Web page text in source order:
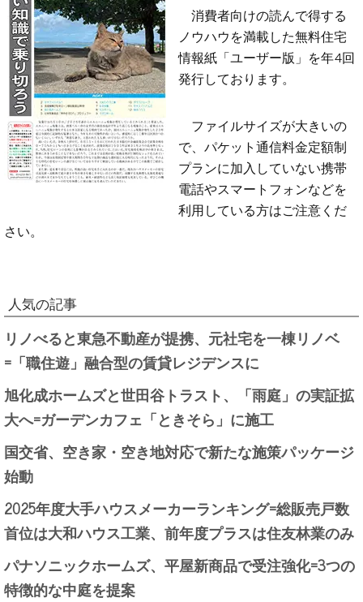
消費者向けの読んで得する
ノウハウを満載した無料住宅
情報紙「ユーザー版」を年4回
発行しております。
ファイルサイズが大きいの
で、パケット通信料金定額制
プランに加入していない携帯
電話やスマートフォンなどを
利用している方はご注意くだ
さい。
人気の記事
リノべると東急不動産が提携、元社宅を一棟リノベ
=「職住遊」融合型の賃貸レジデンスに
旭化成ホームズと世田谷トラスト、「雨庭」の実証拡
大へ=ガーデンカフェ「ときそら」に施工
国交省、空き家・空き地対応で新たな施策パッケージ
始動
2025年度大手ハウスメーカーランキング=総販売戸数
首位は大和ハウス工業、前年度プラスは住友林業のみ
パナソニックホームズ、平屋新商品で受注強化=3つの
特徴的な中庭を提案